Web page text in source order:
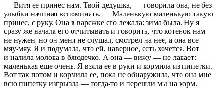
— Витя ее принес нам. Твой дедушка, — говорила она, не без
улыбки начиная вспоминать. — Маленькую-маленькую такую
принес, с руку. Она в варежке его лежала: зима была. Ну я
сразу же начала его отчитывать и говорить, что котенок нам
не нужен, но он меня не слушал, смотрел на нее, а она все
мяу-мяу. Я и подумала, что ей, наверное, есть хочется. Вот
и налила молока в блюдечко. А она — вижу — не лакает:
маленькая еще очень. Я взяла ее в руки и кормила из пипетки.
Вот так потом и кормила ее, пока не обнаружила, что она мне
всю пипетку изгрызла — тогда-то и перешли мы на корм.